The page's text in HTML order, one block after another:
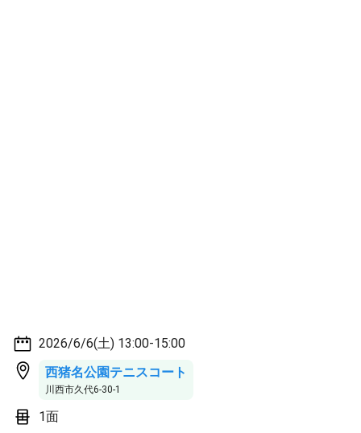
2026/6/6(土) 13:00-15:00
西猪名公園テニスコート
川西市久代6-30-1
1面